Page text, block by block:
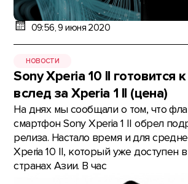
09:56, 9 июня 2020
НОВОСТИ
Sony Xperia 10 II готовится
вслед за Xperia 1 II (цена)
На днях мы сообщали о том, что
смартфон Sony Xperia 1 II обрел
релиза. Настало время и для
Xperia 10 II, который уже доступен
странах Азии. В час